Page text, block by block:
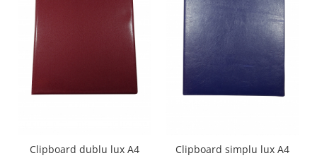
Clipboard dublu lux A4
Clipboard simplu lux A4